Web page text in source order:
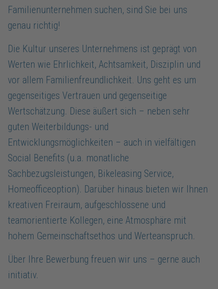
Familienunternehmen suchen, sind Sie bei uns
genau richtig!
Die Kultur unseres Unternehmens ist geprägt von
Werten wie Ehrlichkeit, Achtsamkeit, Disziplin und
vor allem Familienfreundlichkeit. Uns geht es um
gegenseitiges Vertrauen und gegenseitige
Wertschätzung. Diese äußert sich – neben sehr
guten Weiterbildungs- und
Entwicklungsmöglichkeiten – auch in vielfältigen
Social Benefits (u.a. monatliche
Sachbezugsleistungen, Bikeleasing Service,
Homeofficeoption). Darüber hinaus bieten wir Ihnen
kreativen Freiraum, aufgeschlossene und
teamorientierte Kollegen, eine Atmosphäre mit
hohem Gemeinschaftsethos und Werteanspruch.
Über Ihre Bewerbung freuen wir uns – gerne auch
initiativ.